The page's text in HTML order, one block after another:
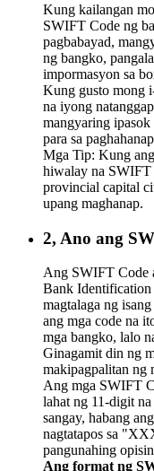
Kung kailangan
SWIFT Code ng
pagbabayad,
ng bangko,
impormasyon sa
Kung gusto mong
na iyong
mangyaring
para sa
Mga Tip: Kung
hiwalay na SWIFT
provincial capital
upang maghanap.
2, Ano ang
Ang SWIFT Code
Bank Identification
magtalaga ng
ang mga code na
mga bangko, lalo
Ginagamit din ng
makipagpalitan ng
Ang mga SWIFT
lahat ng 11-digit
sangay, habang
nagtatapos sa
pangunahing
Ang format ng